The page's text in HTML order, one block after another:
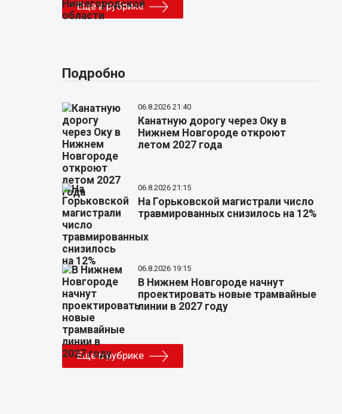
Еще в рубрике
Подробно
06.8.2026 21:40
Канатную дорогу через Оку в
Нижнем Новгороде откроют
летом 2027 года
06.8.2026 21:15
На Горьковской магистрали число
травмированных снизилось на 12%
06.8.2026 19:15
В Нижнем Новгороде начнут
проектировать новые трамвайные
линии в 2027 году
Еще в рубрике